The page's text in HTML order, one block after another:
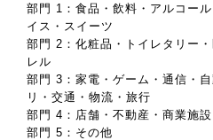
部門 1：食品・飲料・アルコー
イス・スイーツ
部門 2：化粧品・トイレタリー
レル
部門 3：家電・ゲーム・通信・
リ・交通・物流・旅行
部門 4：店舗・不動産・商業施
部門 5：その他